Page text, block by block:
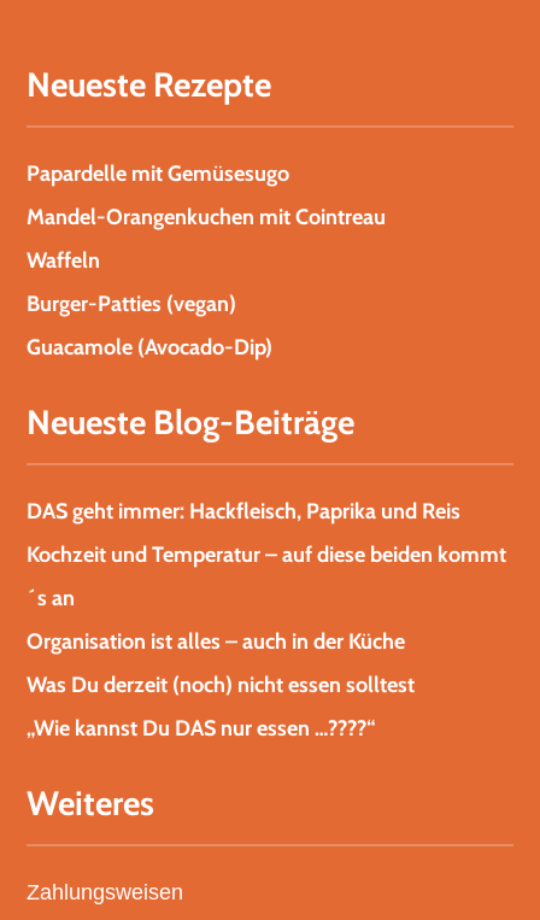
Neueste Rezepte
Papardelle mit Gemüsesugo
Mandel-Orangenkuchen mit Cointreau
Waffeln
Burger-Patties (vegan)
Guacamole (Avocado-Dip)
Neueste Blog-Beiträge
DAS geht immer: Hackfleisch, Paprika und Reis
Kochzeit und Temperatur – auf diese beiden kommt
´s an
Organisation ist alles – auch in der Küche
Was Du derzeit (noch) nicht essen solltest
„Wie kannst Du DAS nur essen …????“
Weiteres
Zahlungsweisen